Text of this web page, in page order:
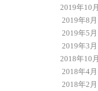
2019年10月
2019年8月
2019年5月
2019年3月
2018年10月
2018年4月
2018年2月